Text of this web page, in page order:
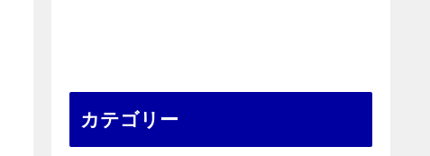
カテゴリー